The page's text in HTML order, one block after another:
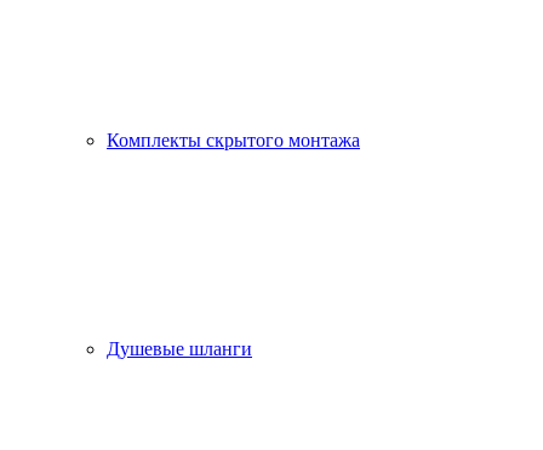
Комплекты скрытого монтажа
Душевые шланги